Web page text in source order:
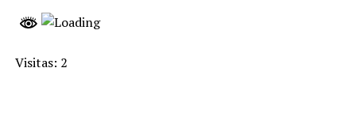
Visitas: 2